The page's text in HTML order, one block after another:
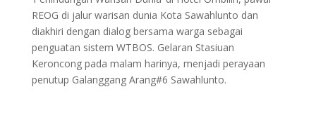
REOG di jalur warisan dunia Kota Sawahlunto dan
diakhiri dengan dialog bersama warga sebagai
penguatan sistem WTBOS. Gelaran Stasiuan
Keroncong pada malam harinya, menjadi perayaan
penutup Galanggang Arang#6 Sawahlunto.